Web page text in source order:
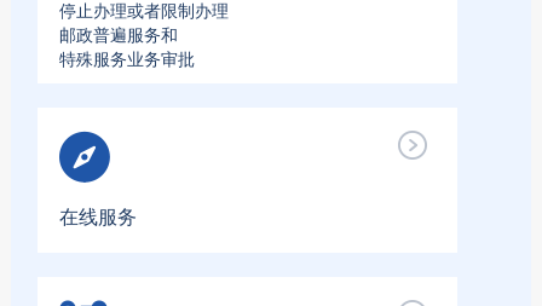
停止办理或者限制办理
邮政普遍服务和
特殊服务业务审批
在线服务